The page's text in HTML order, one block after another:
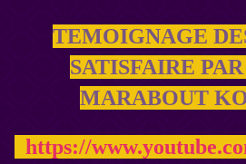
TEMOIGNAGE
SATISFAIRE
MARABOUT
https://